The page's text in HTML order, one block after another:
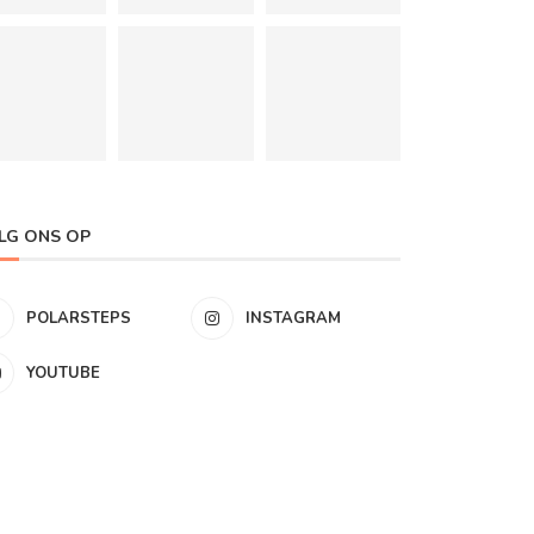
ONS OP
POLARSTEPS INSTAGRAM
YOUTUBE